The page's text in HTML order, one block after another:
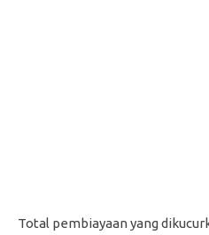
Total pembiayaan yang